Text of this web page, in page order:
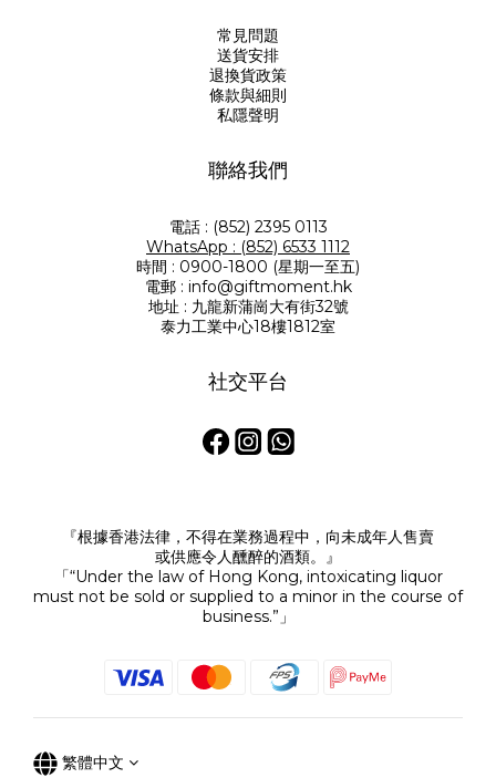
常見問題
送貨安排
退換貨政策
條款與細則
私隱聲明
聯絡我們
電話 : (852) 2395 0113
WhatsApp : (852) 6533 1112
時間 : 0900-1800 (星期一至五)
電郵 : info@giftmoment.hk
地址 : 九龍新蒲崗大有街32號
泰力工業中心18樓1812室
社交平台
『根據香港法律，不得在業務過程中，向未成年人售賣
或供應令人醺醉的酒類。』
「“Under the law of Hong Kong, intoxicating liquor
must not be sold or supplied to a minor in the course of
business.”」
繁體中文